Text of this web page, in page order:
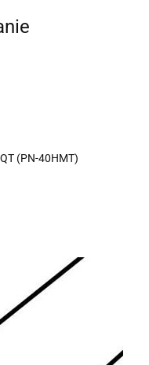
(PN-40HMT)